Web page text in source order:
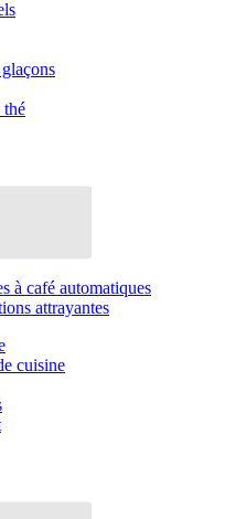
thé
à café automatiques
attrayantes
cuisine